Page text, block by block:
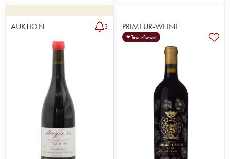
AUKTION 3 PRIMEUR-WEINE
❤ Team-Favorit